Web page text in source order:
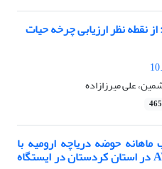
نقطه نظر ارزیابی چرخه حیات
علی میرزازاده
حوضه دریاچه ارومیه با
استفاده از ﻣﺪل ﯾﮏﭘﺎرﭼﻪ AWBM در اﺳﺘﺎن ﮐﺮدﺳﺘﺎن در ایستگاه